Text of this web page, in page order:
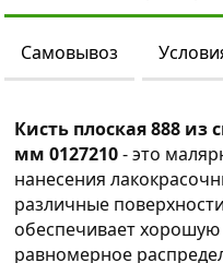
Самовывоз
Кисть плоская 888
мм 0127210- это
нанесения
различные
обеспечивает
равномерное